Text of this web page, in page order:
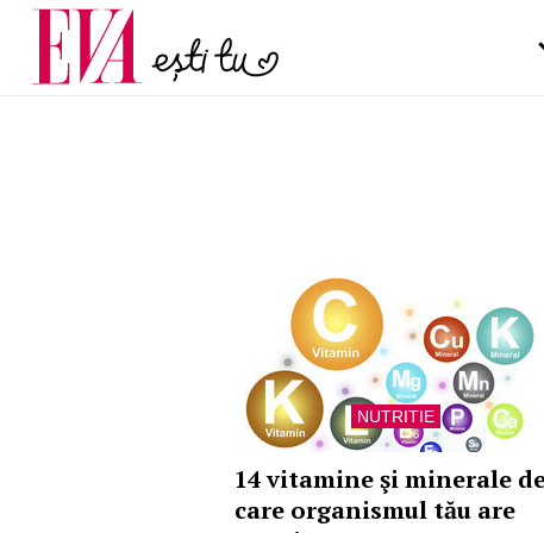
NUTRITIE
14 vitamine şi minerale
care organismul tău are
Carieră
Actualitate